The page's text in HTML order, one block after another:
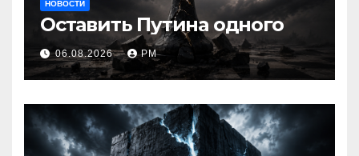
НОВОСТИ
Оставить Путина одного
06.08.2026 РМ